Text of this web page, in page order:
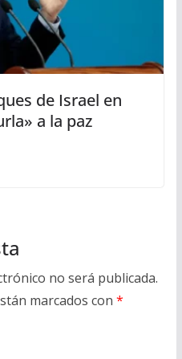
de Israel en
a la paz
no será publicada.
marcados con *